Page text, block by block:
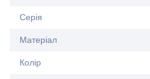
Серія
Матеріал
Колір